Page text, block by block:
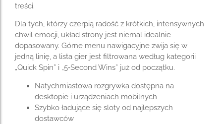
treści.
Dla tych, którzy czerpią radość z krótkich, intensywnych
chwil emocji, układ strony jest niemal idealnie
dopasowany. Górne menu nawigacyjne zwija się w
jedną linię, a lista gier jest filtrowana według kategorii
„Quick Spin” i „5‑Second Wins” już od początku.
Natychmiastowa rozgrywka dostępna na
desktopie i urządzeniach mobilnych
Szybko ładujące się sloty od najlepszych
dostawców